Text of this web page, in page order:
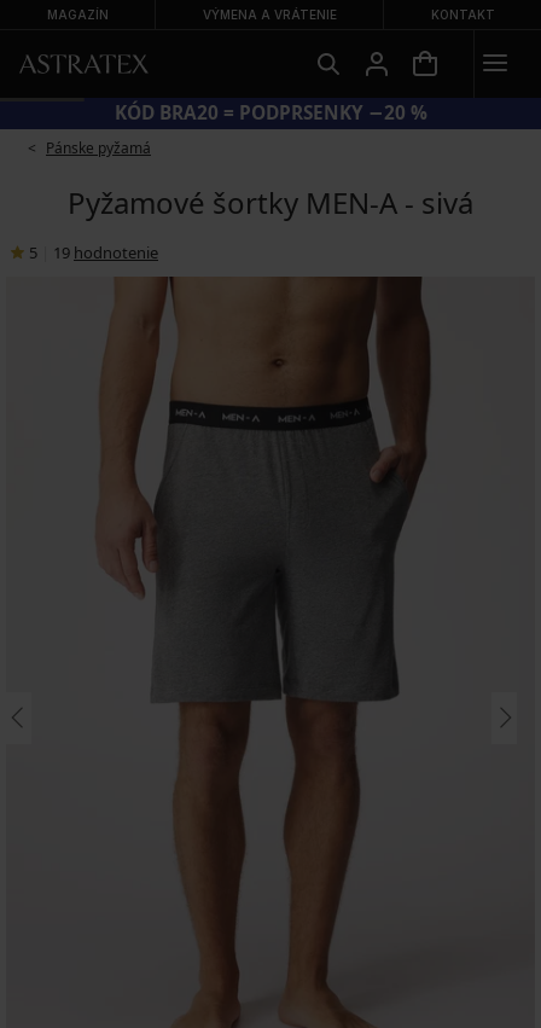
MAGAZÍN VÝMENA A VRÁTENIE KONTAKT
KÓD BRA20 = PODPRSENKY −20 %
Pánske pyžamá
Pyžamové šortky MEN-A - sivá
5 19 hodnotenie